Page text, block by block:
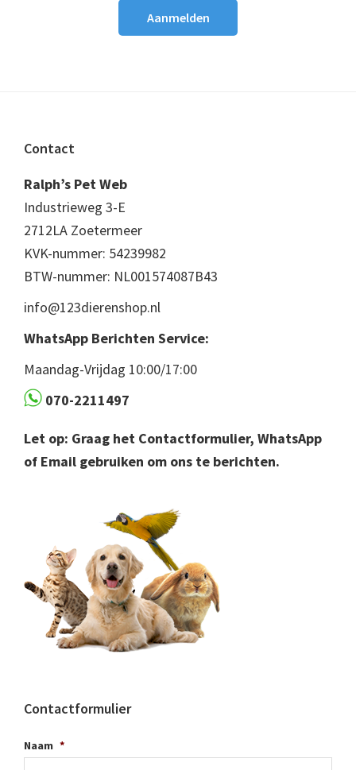
Footer
Contact
Ralph’s Pet Web
Industrieweg 3-E
2712LA Zoetermeer
KVK-nummer: 54239982
BTW-nummer: NL001574087B43
info@123dierenshop.nl
WhatsApp Berichten Service:
Maandag-Vrijdag 10:00/17:00
070-2211497
Let op: Graag het Contactformulier, WhatsApp
of Email gebruiken om ons te berichten.
Contactformulier
Naam *